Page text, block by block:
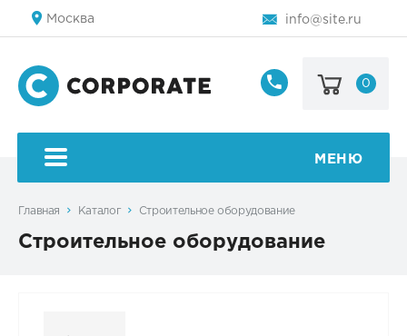
Москва info@site.ru
8
123-
0
МЕНЮ
Главная Каталог Строительное оборудование
Строительное оборудование